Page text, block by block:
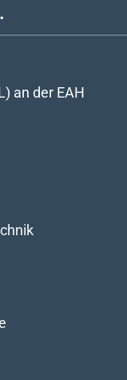
an der EAH